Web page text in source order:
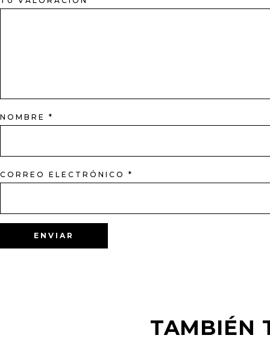
NOMBRE *
CORREO ELECTRÓNICO *
TAMBIÉN